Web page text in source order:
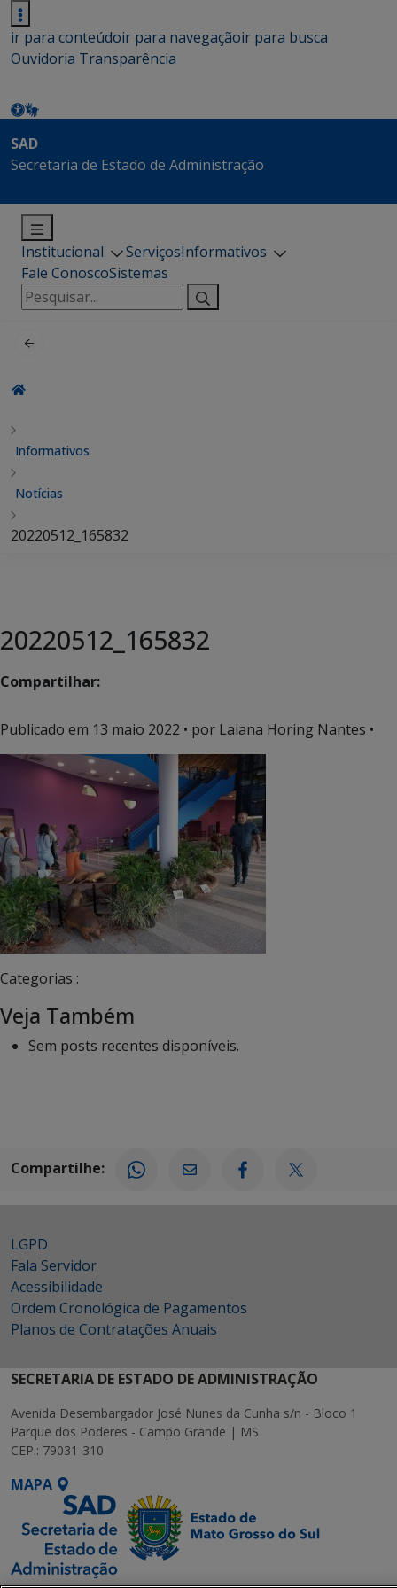
ir para conteúdoir para navegaçãoir para busca
Ouvidoria Transparência
SAD
Secretaria de Estado de Administração
Institucional ServiçosInformativos
Fale ConoscoSistemas
Pesquisar
por:
Informativos
Notícias
20220512_165832
20220512_165832
Compartilhar:
Publicado em 13 maio 2022 • por Laiana Horing Nantes •
Categorias :
Veja Também
Sem posts recentes disponíveis.
Compartilhe:
LGPD
Fala Servidor
Acessibilidade
Ordem Cronológica de Pagamentos
Planos de Contratações Anuais
SECRETARIA DE ESTADO DE ADMINISTRAÇÃO
Avenida Desembargador José Nunes da Cunha s/n - Bloco 1
Parque dos Poderes - Campo Grande | MS
CEP.: 79031-310
MAPA